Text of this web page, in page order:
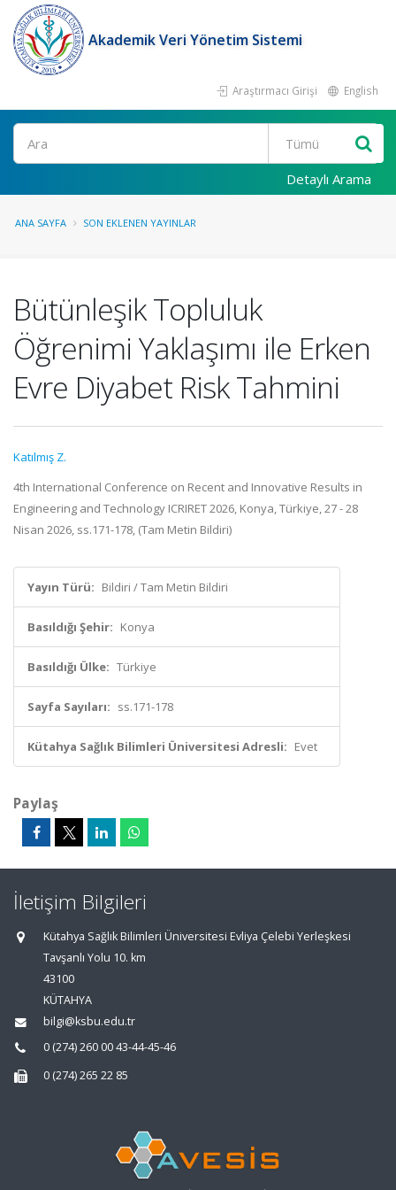
Akademik Veri Yönetim Sistemi
Araştırmacı Girişi English
Ara
Detaylı Arama
ANA SAYFA SON EKLENEN YAYINLAR
Bütünleşik Topluluk
Öğrenimi Yaklaşımı ile Erken
Evre Diyabet Risk Tahmini
Katılmış Z.
4th International Conference on Recent and Innovative Results in
Engineering and Technology ICRIRET 2026, Konya, Türkiye, 27 - 28
Nisan 2026, ss.171-178, (Tam Metin Bildiri)
Yayın Türü: Bildiri / Tam Metin Bildiri
Basıldığı Şehir: Konya
Basıldığı Ülke: Türkiye
Sayfa Sayıları: ss.171-178
Kütahya Sağlık Bilimleri Üniversitesi Adresli: Evet
Paylaş
İletişim Bilgileri
Kütahya Sağlık Bilimleri Üniversitesi Evliya Çelebi Yerleşkesi
Tavşanlı Yolu 10. km
43100
KÜTAHYA
bilgi@ksbu.edu.tr
0 (274) 260 00 43-44-45-46
0 (274) 265 22 85